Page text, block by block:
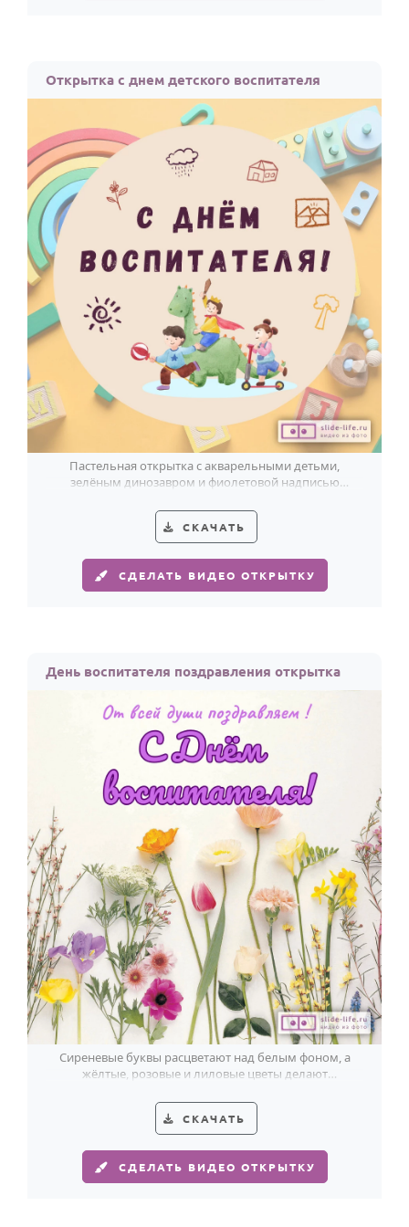
Открытка с днем детского воспитателя
Пастельная открытка с акварельными детьми,
зелёным динозавром и фиолетовой надписью
СКАЧАТЬ
СДЕЛАТЬ ВИДЕО ОТКРЫТКУ
День воспитателя поздравления открытка
Сиреневые буквы расцветают над белым фоном, а
жёлтые, розовые и лиловые цветы делают
СКАЧАТЬ
СДЕЛАТЬ ВИДЕО ОТКРЫТКУ